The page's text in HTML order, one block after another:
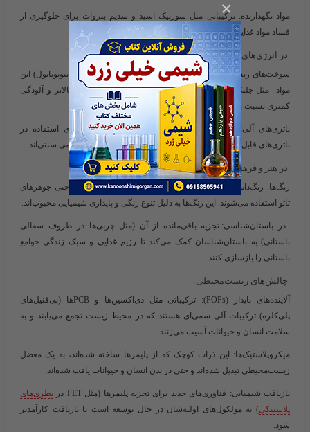
× مواد نگهدارنده: ترکیباتی مثل سوربیک اسید و سدیم بنزوات برای جلوگیری از
فساد مواد غذایی استفاده می‌شوند.
در انرژی‌های تجدیدپذیر
سوخت‌های زیستی پیشرفته: نسل جدید سوخت‌های زیستی (مثل بیوبوتانول) این
مواد مثل جلبک‌ها یا ضایعات کشاورزی تولید می‌شود که بازده بالاتر و آلودگی
کمتری نسبت به اتانول دارند.
باتری‌های آلی : ترکیبات آلی مثل کینون‌ها در حال توسعه برای استفاده در
باتری‌های قابل شارژ هستند که سبک‌تر و پایدارتر از باتری‌های لیتیومی سنتی‌اند.
در هنر و فرهنگ
رنگ‌ها: رنگ‌دانه‌های آلی (مثل فتالوسیانین‌ها) در نقاشی، چاپ و حتی جوهرهای
تاتو استفاده می‌شوند. این رنگ‌ها به دلیل تنوع رنگی و پایداری شیمیایی محبوب‌اند.
در باستان‌شناسی: تجزیه باقی‌مانده از آن (مثل چربی‌ها در ظروف سفالی
باستانی) به باستان‌شناسان کمک می‌کند تا رژیم غذایی و سبک زندگی جوامع
باستانی را بازسازی کنند.
چالش‌های زیست‌محیطی
آلاینده‌های پایدار (POPs)
: ترکیباتی مثل دی‌اکسین‌ها و PCBها (بی‌فنیل‌های
پلی‌کلره) ترکیبات آلی سمی‌ای هستند که در محیط زیست تجمع می‌یابند و به
سلامت انسان و حیوانات آسیب می‌زنند.
میکروپلاستیک‌ها: این ذرات کوچک که از پلیمرها ساخته شده‌اند، به یک معضل
زیست‌محیطی تبدیل شده‌اند و حتی در بدن انسان و حیوانات یافت شده‌اند.
بازیافت شیمیایی: فناوری‌های جدید برای تجزیه پلیمرها (مثل PET در
بطری‌های
پلاستیکی) به مولکول‌های اولیه‌شان در حال توسعه است تا بازیافت کارآمدتر
شود.